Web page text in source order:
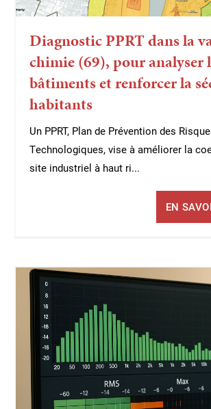
Diagnostic PPRT dans la
chimie (69), pour analyser
bâtiments et renforcer la
habitants
Un PPRT, Plan de Prévention des
Technologiques, vise à améliorer la
site industriel à haut ri...
EN